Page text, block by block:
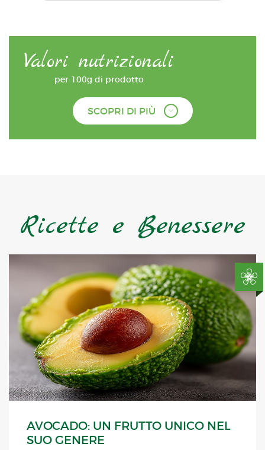
Valori nutrizionali
per 100g di prodotto
SCOPRI DI PIÙ
Ricette e Benessere
AVOCADO: UN FRUTTO UNICO NEL
SUO GENERE